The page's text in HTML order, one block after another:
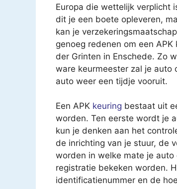
Europa die wettelijk verplicht
dit je een boete opleveren,
kan je
genoeg redenen om een
der Grinten in Enschede. Zo
ware keurmeester zal je auto
auto weer een tijdje vooruit.
Een APK keuring bestaat uit
worden. Ten eerste wordt je
kun je denken aan het
de inrichting van je stuur, de
worden in welke mate je
registratie bekeken worden.
identificatienummer en de